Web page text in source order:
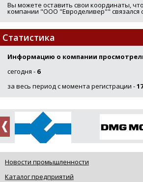
Вы можете оставить свои координаты,
компании "ООО "Евроделивер"" связался
Статистика
Информацию о компании
сегодня - 6
за весь период с момента регистрации -
Новости промышленности
Каталог предприятий